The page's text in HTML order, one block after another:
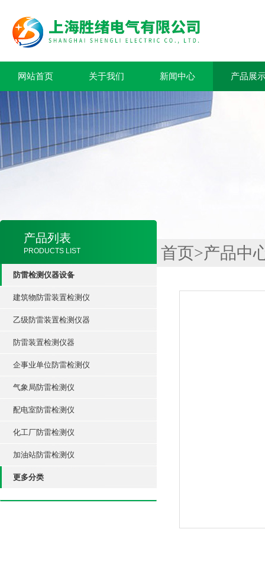
网站首页 关于我们 新闻中心 产品展
产品列表
PRODUCTS LIST
防雷检测仪器设备
建筑物防雷装置检测仪
乙级防雷装置检测仪器
防雷装置检测仪器
企事业单位防雷检测仪
气象局防雷检测仪
配电室防雷检测仪
化工厂防雷检测仪
加油站防雷检测仪
更多分类
首页>产品中